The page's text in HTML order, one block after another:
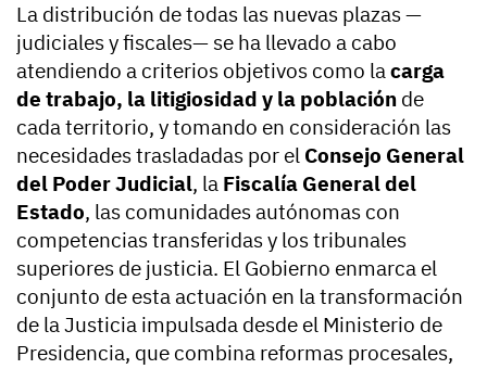
La distribución de todas las nuevas plazas —
judiciales y fiscales— se ha llevado a cabo
atendiendo a criterios objetivos como lacarga
de trabajo, la litigiosidad y la población de
cada territorio, y tomando en consideración las
necesidades trasladadas por el Consejo General
del Poder Judicial, la Fiscalía General del
Estado, las comunidades autónomas con
competencias transferidas y los tribunales
superiores de justicia. El Gobierno enmarca el
conjunto de esta actuación en la transformación
de la Justicia impulsada desde el Ministerio de
Presidencia, que combina reformas procesales,